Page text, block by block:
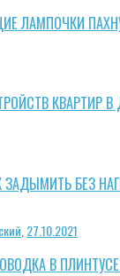
ЛАМПОЧКИ
КВАРТИР В
БЕЗ
,27.10.2021
В